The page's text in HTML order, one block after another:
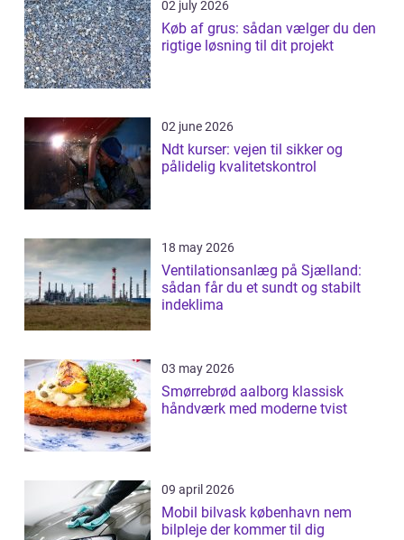
02 july 2026
Køb af grus: sådan vælger du den
rigtige løsning til dit projekt
02 june 2026
Ndt kurser: vejen til sikker og
pålidelig kvalitetskontrol
18 may 2026
Ventilationsanlæg på Sjælland:
sådan får du et sundt og stabilt
indeklima
03 may 2026
Smørrebrød aalborg klassisk
håndværk med moderne tvist
09 april 2026
Mobil bilvask københavn nem
bilpleje der kommer til dig